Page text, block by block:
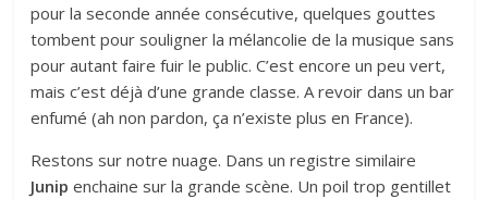
pour la seconde année consécutive, quelques gouttes
tombent pour souligner la mélancolie de la musique sans
pour autant faire fuir le public. C’est encore un peu vert,
mais c’est déjà d’une grande classe. A revoir dans un bar
enfumé (ah non pardon, ça n’existe plus en France).
Restons sur notre nuage. Dans un registre similaire
Junip enchaine sur la grande scène. Un poil trop gentillet